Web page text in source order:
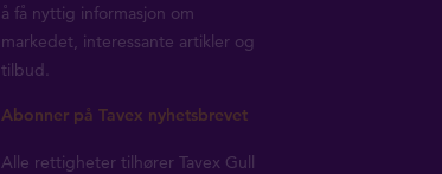
å få nyttig informasjon om
markedet, interessante artikler og
tilbud.
Abonner på Tavex nyhetsbrevet
Alle rettigheter tilhører Tavex Gull